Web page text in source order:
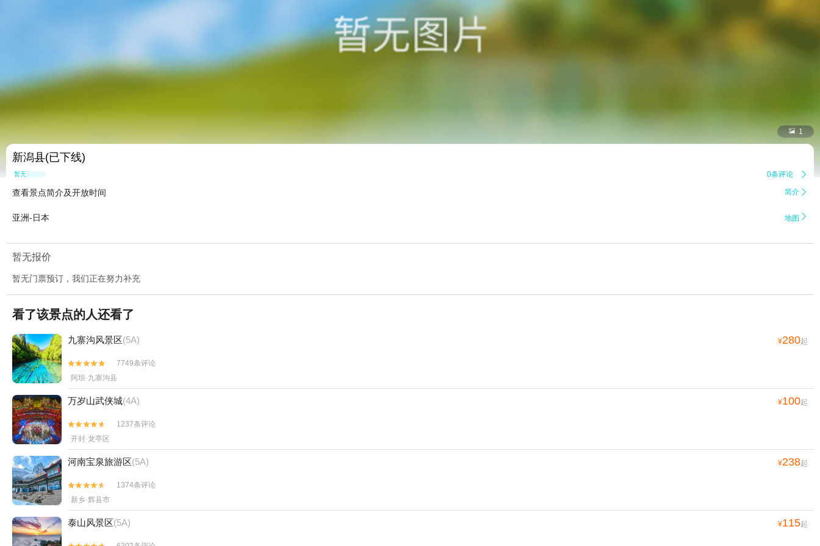
 1
新潟县(已下线)
暂无点评 0条评论 
查看景点简介及开放时间 简介 
亚洲-日本 地图 
暂无报价
暂无门票预订，我们正在努力补充
看了该景点的人还看了
九寨沟风景区(5A) ¥280起


7749条评论
阿坝·九寨沟县
万岁山武侠城(4A) ¥100起


1237条评论
开封·龙亭区
河南宝泉旅游区(5A) ¥238起


1374条评论
新乡·辉县市
泰山风景区(5A) ¥115起